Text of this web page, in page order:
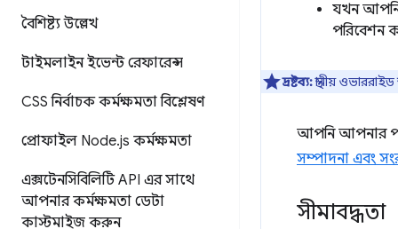
বৈশিষ্ট্য উল্লেখ
টাইমলাইন ইভেন্ট রেফারেন্স
CSS নির্বাচক কর্মক্ষমতা বিশ্লেষণ
প্রোফাইল Node.js কর্মক্ষমতা
এক্সটেনসিবিলিটি API এর সাথে
আপনার কর্মক্ষমতা ডেটা
কাস্টমাইজ করুন
যখন আপনি
পরিবেশন
দ্রষ্টব্য:স্থানীয়
আপনি আপনার
সম্পাদনা এবং
সীমাবদ্ধতা